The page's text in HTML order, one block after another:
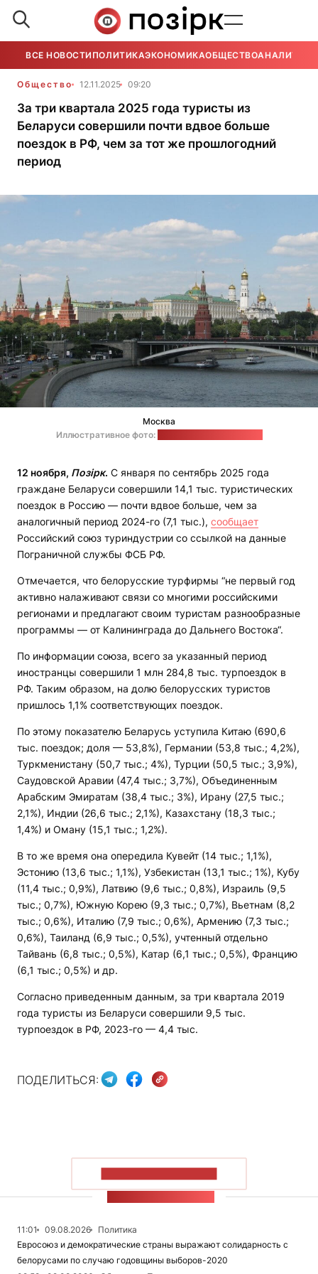
ВСЕ НОВОСТИ ПОЛИТИКАЭКОНОМИКАОБЩЕСТВОАНАЛИТИКА
Общество 12.11.2025 09:20
За три квартала 2025 года туристы из
Беларуси совершили почти вдвое больше
поездок в РФ, чем за тот же прошлогодний
период
Москва
Иллюстративное фото:
12 ноября, Позірк. С января по сентябрь 2025 года
граждане Беларуси совершили 14,1 тыс. туристических
поездок в Россию — почти вдвое больше, чем за
аналогичный период 2024-го (7,1 тыс.), сообщает
Российский союз туриндустрии со ссылкой на данные
Пограничной службы ФСБ РФ.
Отмечается, что белорусские турфирмы “не первый год
активно налаживают связи со многими российскими
регионами и предлагают своим туристам разнообразные
программы — от Калининграда до Дальнего Востока“.
По информации союза, всего за указанный период
иностранцы совершили 1 млн 284,8 тыс. турпоездок в
РФ. Таким образом, на долю белорусских туристов
пришлось 1,1% соответствующих поездок.
По этому показателю Беларусь уступила Китаю (690,6
тыс. поездок; доля — 53,8%), Германии (53,8 тыс.; 4,2%),
Туркменистану (50,7 тыс.; 4%), Турции (50,5 тыс.; 3,9%),
Саудовской Аравии (47,4 тыс.; 3,7%), Объединенным
Арабским Эмиратам (38,4 тыс.; 3%), Ирану (27,5 тыс.;
2,1%), Индии (26,6 тыс.; 2,1%), Казахстану (18,3 тыс.;
1,4%) и Оману (15,1 тыс.; 1,2%).
В то же время она опередила Кувейт (14 тыс.; 1,1%),
Эстонию (13,6 тыс.; 1,1%), Узбекистан (13,1 тыс.; 1%), Кубу
(11,4 тыс.; 0,9%), Латвию (9,6 тыс.; 0,8%), Израиль (9,5
тыс.; 0,7%), Южную Корею (9,3 тыс.; 0,7%), Вьетнам (8,2
тыс.; 0,6%), Италию (7,9 тыс.; 0,6%), Армению (7,3 тыс.;
0,6%), Таиланд (6,9 тыс.; 0,5%), учтенный отдельно
Тайвань (6,8 тыс.; 0,5%), Катар (6,1 тыс.; 0,5%), Францию
(6,1 тыс.; 0,5%) и др.
Согласно приведенным данным, за три квартала 2019
года туристы из Беларуси совершили 9,5 тыс.
турпоездок в РФ, 2023-го — 4,4 тыс.
ПОДЕЛИТЬСЯ:
11:01 09.08.2026
Политика
Евросоюз и демократические страны выражают солидарность с
белорусами по случаю годовщины выборов-2020